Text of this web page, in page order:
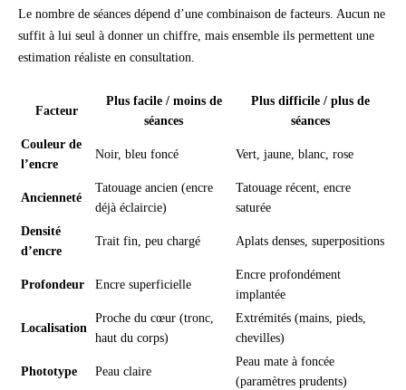
Le nombre de séances dépend d’une combinaison de facteurs. Aucun ne
suffit à lui seul à donner un chiffre, mais ensemble ils permettent une
estimation réaliste en consultation.
Facteur
Plus facile / moins de
séances
Plus difficile / plus de
séances
Couleur de
l’encre
Noir, bleu foncé Vert, jaune, blanc, rose
Ancienneté
Tatouage ancien (encre
déjà éclaircie)
Tatouage récent, encre
saturée
Densité
d’encre
Trait fin, peu chargé Aplats denses, superpositions
Profondeur Encre superficielle
Encre profondément
implantée
Localisation
Proche du cœur (tronc,
haut du corps)
Extrémités (mains, pieds,
chevilles)
Phototype Peau claire
Peau mate à foncée
(paramètres prudents)